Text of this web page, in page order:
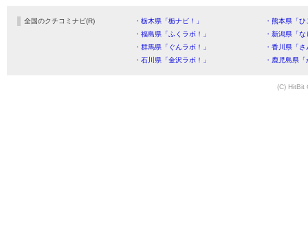
全国のクチコミナビ(R) ・栃木県「栃ナビ！」
・熊本県「
・福島県「ふくラボ！」
・新潟県「
・群馬県「ぐんラボ！」
・香川県「
・石川県「金沢ラボ！」
・鹿児島県
(C) HitBit